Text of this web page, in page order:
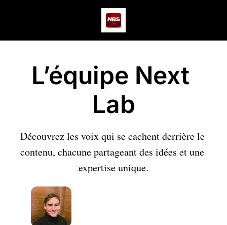
L’équipe Next
Lab
Découvrez les voix qui se cachent derrière le
contenu, chacune partageant des idées et une
expertise unique.